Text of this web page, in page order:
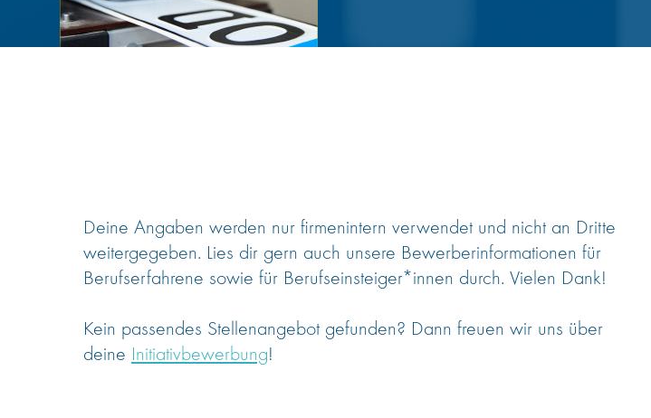
Deine Angaben werden nur firmenintern verwendet und nicht an Dritte
weitergegeben. Lies dir gern auch unsere Bewerberinformationen für
Berufserfahrene sowie für Berufseinsteiger*innen durch. Vielen Dank!
Kein passendes Stellenangebot gefunden? Dann freuen wir uns über
deine Initiativbewerbung!